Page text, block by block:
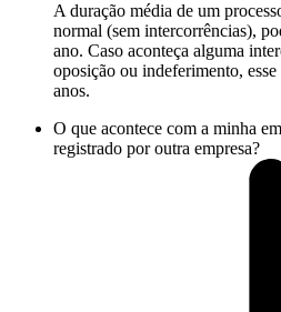
A duração média de um
normal (sem intercorrências),
ano. Caso aconteça alguma
oposição ou indeferimento,
anos.
O que acontece com a minha
registrado por outra empresa?